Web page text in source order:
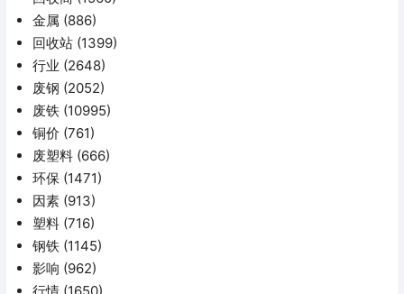
金属 (886)
回收站 (1399)
行业 (2648)
废钢 (2052)
废铁 (10995)
铜价 (761)
废塑料 (666)
环保 (1471)
因素 (913)
塑料 (716)
钢铁 (1145)
影响 (962)